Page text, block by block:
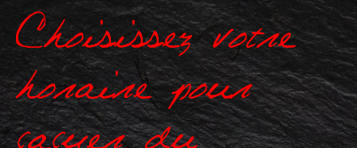
Choisissez votre
horaire pour
gagner du